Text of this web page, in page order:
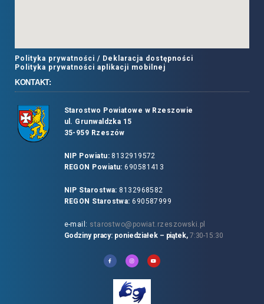
Polityka prywatności / Deklaracja dostępności
Polityka prywatności aplikacji mobilnej
KONTAKT:
Starostwo Powiatowe w Rzeszowie
ul. Grunwaldzka 15
35-959 Rzeszów
NIP Powiatu:8132919572
REGON Powiatu: 690581413
NIP Starostwa: 8132968582
REGON Starostwa: 690587999
e-mail: starostwo@powiat.rzeszowski.pl
Godziny pracy: poniedziałek – piątek, 7:30-15:30